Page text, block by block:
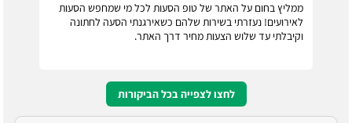
ממליץ בחום על האתר של טופ הסעות לכל מי שמחפש הסעות
לאירועים! נעזרתי בשירות שלהם כשאירגנתי הסעה לחתונה
וקיבלתי עד שלוש הצעות מחיר דרך האתר.
לחצו לצפייה בכל הביקורות